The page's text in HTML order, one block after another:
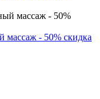
- 50% скидка